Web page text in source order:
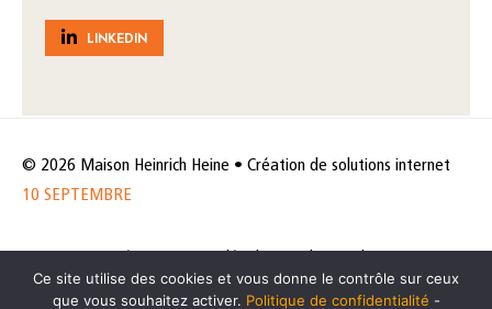
LINKEDIN
© 2026 Maison Heinrich Heine • Création de solutions internet
10 SEPTEMBRE
de données
Politique des cookies
Ce site utilise des cookies et vous donne le contrôle sur ceux
que vous souhaitez activer. Politique de confidentialité -